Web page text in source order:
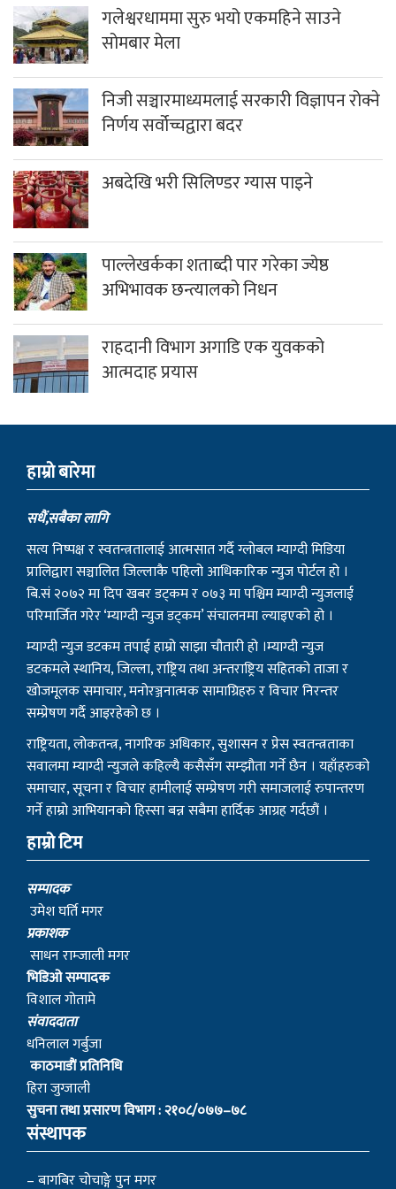
गलेश्वरधाममा सुरु भयो एकमहिने साउने
सोमबार मेला
निजी सञ्चारमाध्यमलाई सरकारी विज्ञापन रोक्ने
निर्णय सर्वोच्चद्वारा बदर
अबदेखि भरी सिलिण्डर ग्यास पाइने
पाल्लेखर्कका शताब्दी पार गरेका ज्येष्ठ
अभिभावक छन्त्यालको निधन
राहदानी विभाग अगाडि एक युवकको
आत्मदाह प्रयास
हाम्राे बारेमा
सधैं,सबैका लागि
सत्य निष्पक्ष र स्वतन्त्रतालाई आत्मसात गर्दै ग्लोबल म्याग्दी मिडिया
प्रालिद्वारा सञ्चालित जिल्लाकै पहिलो आधिकारिक न्युज पोर्टल हो ।
बि.सं २०७२ मा दिप खबर डट्कम र ०७३ मा पश्चिम म्याग्दी न्युजलाई
परिमार्जित गरेर ‘म्याग्दी न्युज डट्कम’ संचालनमा ल्याइएको हो ।
म्याग्दी न्युज डटकम तपाई हाम्रो साझा चौतारी हो ।म्याग्दी न्युज
डटकमले स्थानिय, जिल्ला, राष्ट्रिय तथा अन्तराष्ट्रिय सहितको ताजा र
खोजमूलक समाचार, मनोरञ्जनात्मक सामाग्रिहरु र विचार निरन्तर
सम्प्रेषण गर्दै आइरहेको छ ।
राष्ट्रियता, लोकतन्त्र, नागरिक अधिकार, सुशासन र प्रेस स्वतन्त्रताका
सवालमा म्याग्दी न्युजले कहिल्यै कसैसँग सम्झौता गर्ने छैन । यहाँहरुको
समाचार, सूचना र विचार हामीलाई सम्प्रेषण गरी समाजलाई रुपान्तरण
गर्ने हाम्रो आभियानको हिस्सा बन्न सबैमा हार्दिक आग्रह गर्दछौं ।
हाम्रो टिम
सम्पादक
उमेश घर्ति मगर
प्रकाशक
साधन राम्जाली मगर
भिडिओ सम्पादक
विशाल गोतामे
स‌ंवाददाता
धनिलाल गर्बुजा
काठमाडाैं प्रतिनिधि
हिरा जुग्जाली
सुचना तथा प्रसारण विभाग : २१०८/०७७–७८
संस्थापक
– बागबिर चोचाङ्गे पुन मगर